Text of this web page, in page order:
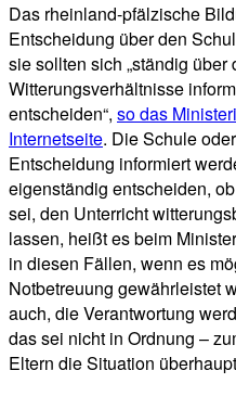
Das rheinland-pfälzische
Entscheidung über den
sie sollten sich „ständig
Witterungsverhältnisse
entscheiden“, so das
Internetseite. Die Schule
Entscheidung informiert
eigenständig entscheiden,
sei, den Unterricht
lassen, heißt es beim
in diesen Fällen, wenn es
Notbetreuung gewährleistet
auch, die Verantwortung
das sei nicht in Ordnung –
Eltern die Situation